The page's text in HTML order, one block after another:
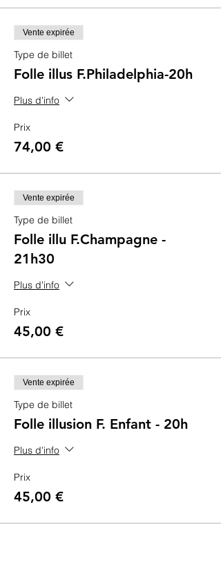
Vente expirée
Type de billet
Folle illus F.Philadelphia-20h
Plus d'info
Prix
74,00 €
Vente expirée
Type de billet
Folle illu F.Champagne -
21h30
Plus d'info
Prix
45,00 €
Vente expirée
Type de billet
Folle illusion F. Enfant - 20h
Plus d'info
Prix
45,00 €